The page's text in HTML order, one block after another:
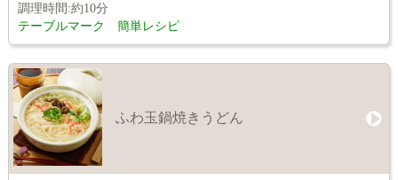
調理時間:約10分
テーブルマーク 簡単レシピ
ふわ玉鍋焼きうどん